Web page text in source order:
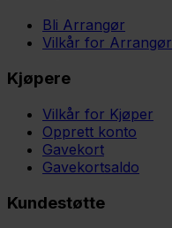
Bli Arrangør
Vilkår for Arrangør
Kjøpere
Vilkår for Kjøper
Opprett konto
Gavekort
Gavekortsaldo
Kundestøtte